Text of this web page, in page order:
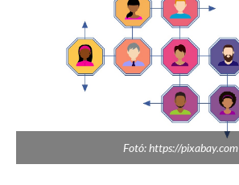
Fotó: https://pixabay.com